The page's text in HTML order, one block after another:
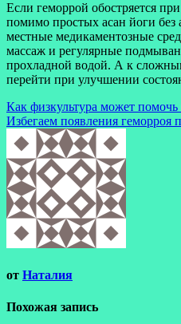
Если геморрой обостряется
помимо простых асан йоги без
местные медикаментозные
массаж и регулярные
прохладной водой. А к
перейти при улучшении
Навигация
по
записям
Как физкультура может
Избегаем появления геморроя
от Наталия
Похожая запись